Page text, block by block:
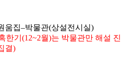
움집–박물관(상설전시실)
한기(12~2월)는 박물관만 해설 진
결)